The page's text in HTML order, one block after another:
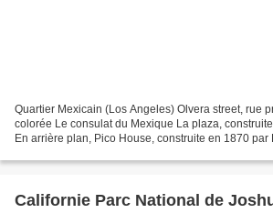
Quartier Mexicain (Los Angeles) Olvera street, rue
colorée Le consulat du Mexique La plaza,
En arrière plan, Pico House, construite en 1870 par
Californie Parc National de